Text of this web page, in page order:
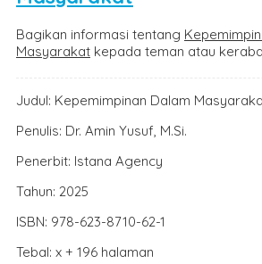
Bagikan informasi tentang
Masyarakat kepada teman atau
Judul: Kepemimpinan Dalam
Penulis: Dr. Amin Yusuf, M.Si.
Penerbit: Istana Agency
Tahun: 2025
ISBN: 978-623-8710-62-1
Tebal: x + 196 halaman